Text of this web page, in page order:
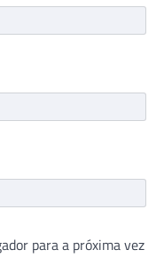
para a próxima vez